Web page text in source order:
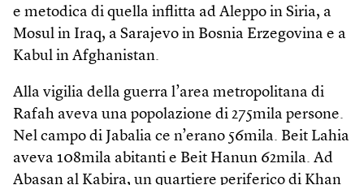
e metodica di quella inflitta ad Aleppo in Siria, a
Mosul in Iraq, a Sarajevo in Bosnia Erzegovina e a
Kabul in Afghanistan.
Alla vigilia della guerra l’area metropolitana di
Rafah aveva una popolazione di 275mila persone.
Nel campo di Jabalia ce n’erano 56mila. Beit Lahia
aveva 108mila abitanti e Beit Hanun 62mila. Ad
Abasan al Kabira, un quartiere periferico di Khan